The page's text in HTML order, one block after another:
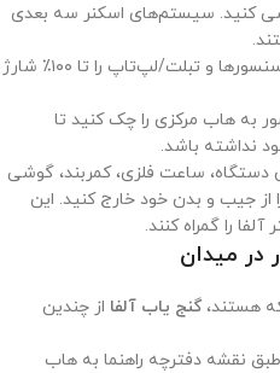
کنید. سیستم‌های اسکنر سه بعدی
یونیت اصلی (فرستنده)، سنسورها و تبلت/لپ‌تاپ را تا ۱۰۰٪ شارژ
به هاب مرکزی را چک کنید تا
نداشته باشد.
دستگاه، ساعت فلزی، کمربند، گوشی
از جیب و بدن خود خارج کنید. این
را گمراه کنند.
در میدان
هستند،گنج یاب آلفا از چندین
نقشه دفترچه راهنما به هاب